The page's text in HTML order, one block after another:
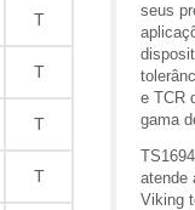
T
T
T
T
seus
e TCR
gama
atende
Viking